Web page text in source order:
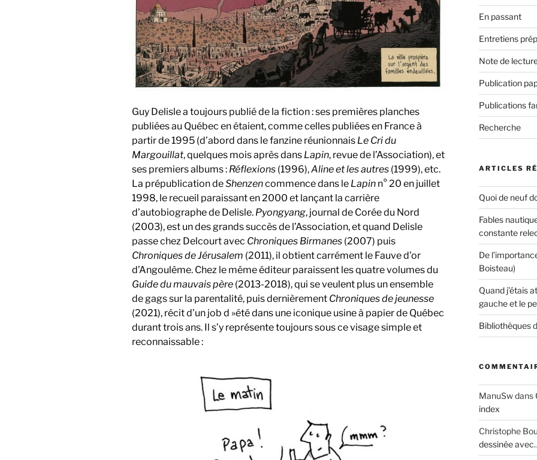
Guy Delisle a toujours publié de la fiction : ses premières planches
publiées au Québec en étaient, comme celles publiées en France à
partir de 1995 (d’abord dans le fanzine réunionnais Le Cri du
Margouillat, quelques mois après dans Lapin, revue de l’Association), et
ses premiers albums : Réflexions (1996),Aline et les autres (1999), etc.
La prépublication deShenzencommence dans le Lapin n° 20 en juillet
1998, le recueil paraissant en 2000 et lançant la carrière
d’autobiographe de Delisle. Pyongyang, journal de Corée du Nord
(2003), est un des grands succès de l’Association, et quand Delisle
passe chez Delcourt avec Chroniques Birmanes (2007) puis
Chroniques de Jérusalem (2011), il obtient carrément le Fauve d’or
d’Angoulême. Chez le même éditeur paraissent les quatre volumes du
Guide du mauvais père (2013-2018), qui se veulent plus un ensemble
de gags sur la parentalité, puis dernièrement Chroniques de jeunesse
(2021), récit d’un job d »été dans une iconique usine à papier de Québec
durant trois ans. Il s’y représente toujours sous ce visage simple et
reconnaissable :
En passant
Entretiens
Note de
Publication
Publications
Recherche
ARTICLES
Quoi de neuf
Fables
constante
De
Boisteau)
Quand j’étais
gauche et le
Bibliothèques
ManuSwdans
index
Christophe
dessinée